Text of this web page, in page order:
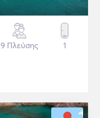
9 Πλεύσης 1